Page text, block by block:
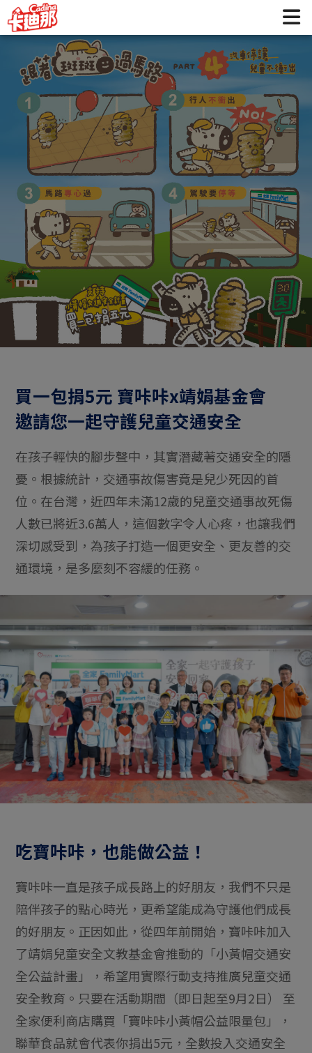
寶咔咔x靖娟基金會公益行動 | 卡迪那 好吃不喊卡
買一包捐5元 寶咔咔x靖娟基金會
邀請您一起守護兒童交通安全
在孩子輕快的腳步聲中，其實潛藏著交通安全的隱
憂。根據統計，交通事故傷害竟是兒少死因的首
位。在台灣，近四年未滿12歲的兒童交通事故死傷
人數已將近3.6萬人，這個數字令人心疼，也讓我們
深切感受到，為孩子打造一個更安全、更友善的交
通環境，是多麼刻不容緩的任務。
吃寶咔咔，也能做公益！
寶咔咔一直是孩子成長路上的好朋友，我們不只是
陪伴孩子的點心時光，更希望能成為守護他們成長
的好朋友。正因如此，從四年前開始，寶咔咔加入
了靖娟兒童安全文教基金會推動的「小黃帽交通安
全公益計畫」，希望用實際行動支持推廣兒童交通
安全教育。只要在活動期間（即日起至9月2日） 至
全家便利商店購買「寶咔咔小黃帽公益限量包」，
聯華食品就會代表你捐出5元，全數投入交通安全